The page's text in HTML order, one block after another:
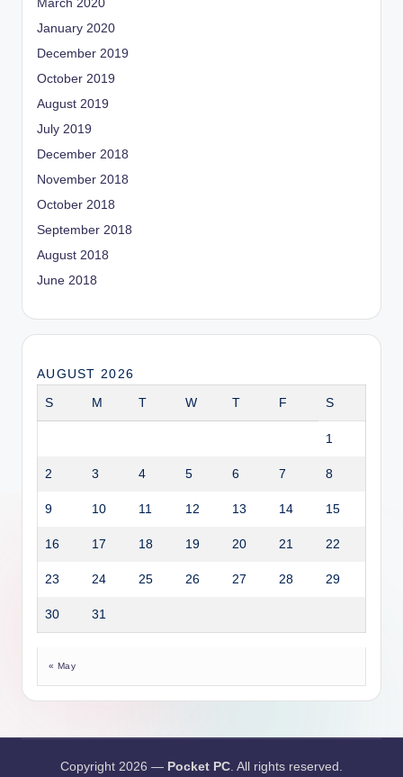
March 2020
January 2020
December 2019
October 2019
August 2019
July 2019
December 2018
November 2018
October 2018
September 2018
August 2018
June 2018
AUGUST 2026
S M T W T F S
1
2 3 4 5 6 7 8
9 10 11 12 13 14 15
16 17 18 19 20 21 22
23 24 25 26 27 28 29
30 31
« May
Copyright 2026 — Pocket PC. All rights reserved.